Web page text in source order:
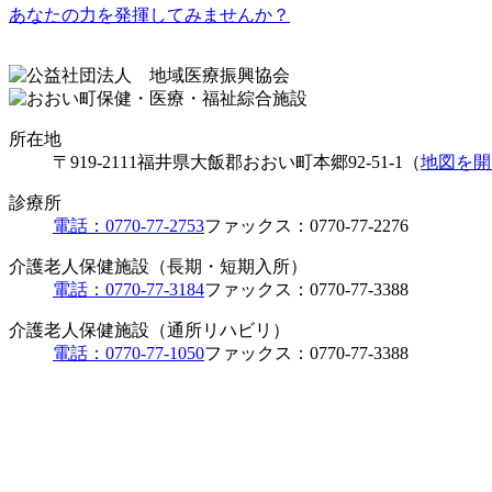
あなたの力を発揮してみませんか？
所在地
〒919-2111福井県大飯郡おおい町本郷92-51-1（地図を
診療所
電話：0770-77-2753ファックス：0770-77-2276
介護老人保健施設（長期・短期入所）
電話：0770-77-3184ファックス：0770-77-3388
介護老人保健施設（通所リハビリ）
電話：0770-77-1050ファックス：0770-77-3388